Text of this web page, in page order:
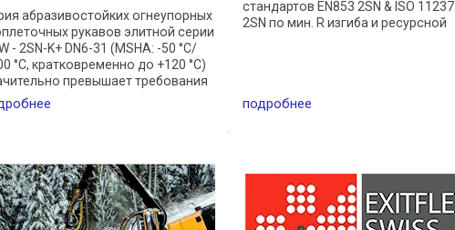
абразивостойких огнеупорных
рукавов элитной серии
- 2SN-K+ DN6-31 (MSHA: -50 °C/
°C, кратковременно до +120 °C)
превышает требования
EN853 2SN & ISO 11237
по мин. R изгиба и рабочим
стандартов EN853 2SN & ISO 11237
2SN по мин. R изгиба и ресурсной
подробнее